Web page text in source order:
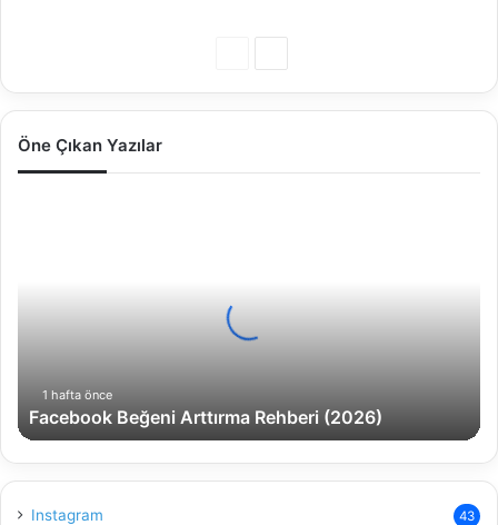
Öne Çıkan Yazılar
1 hafta önce
Facebook Beğeni Arttırma Rehberi (2026)
Instagram 43